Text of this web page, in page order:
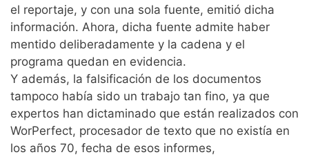
el reportaje, y con una sola fuente, emitió dicha
información. Ahora, dicha fuente admite haber
mentido deliberadamente y la cadena y el
programa quedan en evidencia.
Y además, la falsificación de los documentos
tampoco había sido un trabajo tan fino, ya que
expertos han dictaminado que están realizados con
WorPerfect, procesador de texto que no existía en
los años 70, fecha de esos informes,